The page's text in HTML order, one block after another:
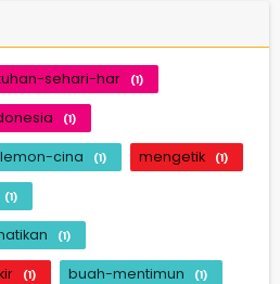
sehari-har (1)
(1)
lemon-cina (1) mengetik (1)
(1)
(1)
(1) buah-mentimun (1)